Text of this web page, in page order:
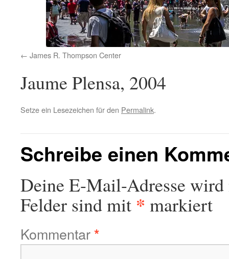
James R. Thompson Center
Jaume Plensa, 2004
Setze ein Lesezeichen für den Permalink.
Schreibe einen
Deine E-Mail-Adresse
Felder sind mit * markiert
Kommentar*